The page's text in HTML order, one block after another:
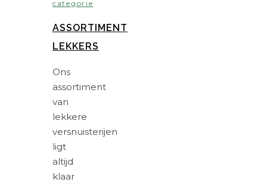
categorie
ASSORTIMENT
LEKKERS
Ons
assortiment
van
lekkere
versnuisterijen
ligt
altijd
klaar